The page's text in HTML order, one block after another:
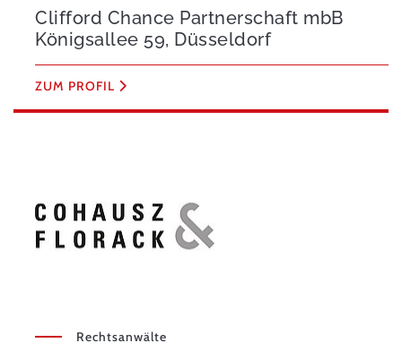
Clifford Chance Partnerschaft mbB
Königsallee 59, Düsseldorf
ZUM PROFIL
Rechtsanwälte